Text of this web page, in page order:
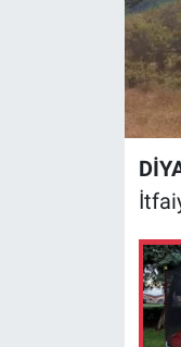
TEKNOLOJİ